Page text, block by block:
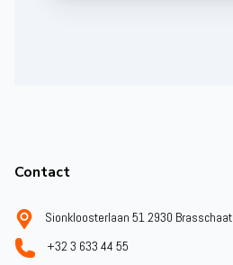
Contact
Sionkloosterlaan 51 2930 Brasschaat
+32 3 633 44 55